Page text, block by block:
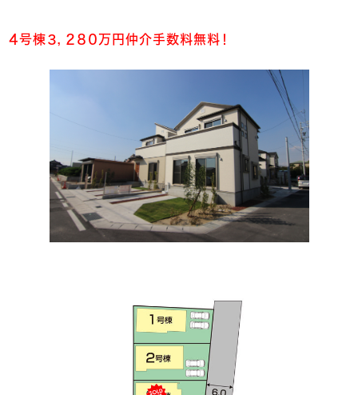
４号棟３，２８０万円仲介手数料無料！